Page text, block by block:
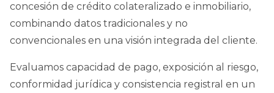
concesión de crédito colateralizado e inmobiliario,
combinando datos tradicionales y no
convencionales en una visión integrada del cliente.
Evaluamos capacidad de pago, exposición al riesgo,
conformidad jurídica y consistencia registral en un